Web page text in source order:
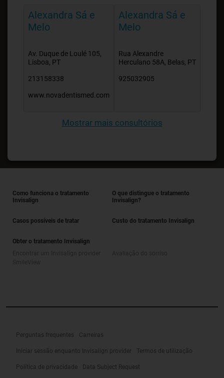
Alexandra Sá e
Melo
Av. Duque de Loulé 105,
Lisboa, PT
213158338
www.novadentismed.com
Alexandra Sá e
Melo
Rua Alexandre
Herculano 58A, Belas, PT
925032905
Mostrar mais consultórios
Como funciona o tratamento
Invisalign
O que distingue o tratamento
Invisalign?
Casos possíveis de tratar Custo do tratamento Invisalign
Obter o tratamento Invisalign
Perguntas frequentes Carreiras
Iniciar sessão enquanto Invisalign provider Termos de utilização
Política de privacidade Data Subject Request